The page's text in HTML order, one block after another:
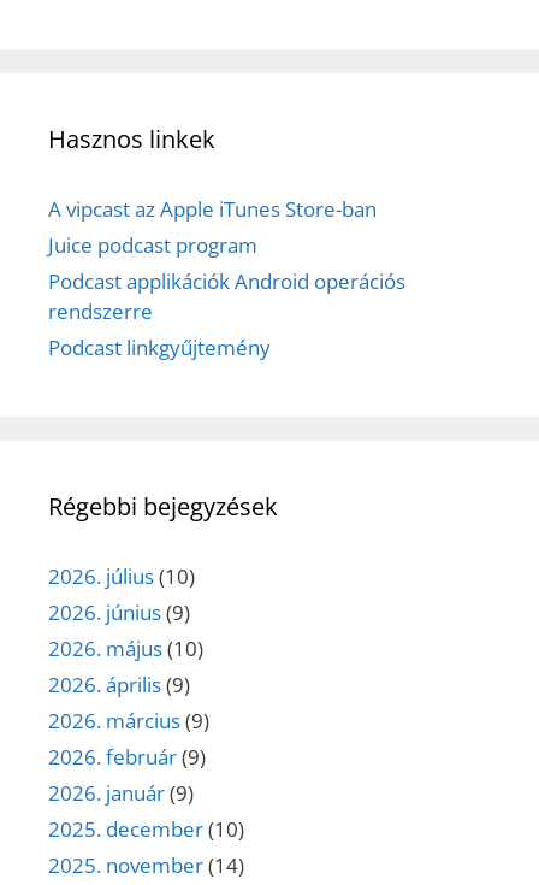
Hasznos linkek
A vipcast az Apple iTunes Store-ban
Juice podcast program
Podcast applikációk Android operációs
rendszerre
Podcast linkgyűjtemény
Régebbi bejegyzések
2026. július(10)
2026. június(9)
2026. május(10)
2026. április(9)
2026. március(9)
2026. február(9)
2026. január(9)
2025. december(10)
2025. november(14)